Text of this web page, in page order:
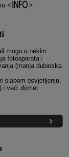
mogu u nekim
fotoaparata i
(manja dubinska
slabom osvjetljenju,
i veći domet